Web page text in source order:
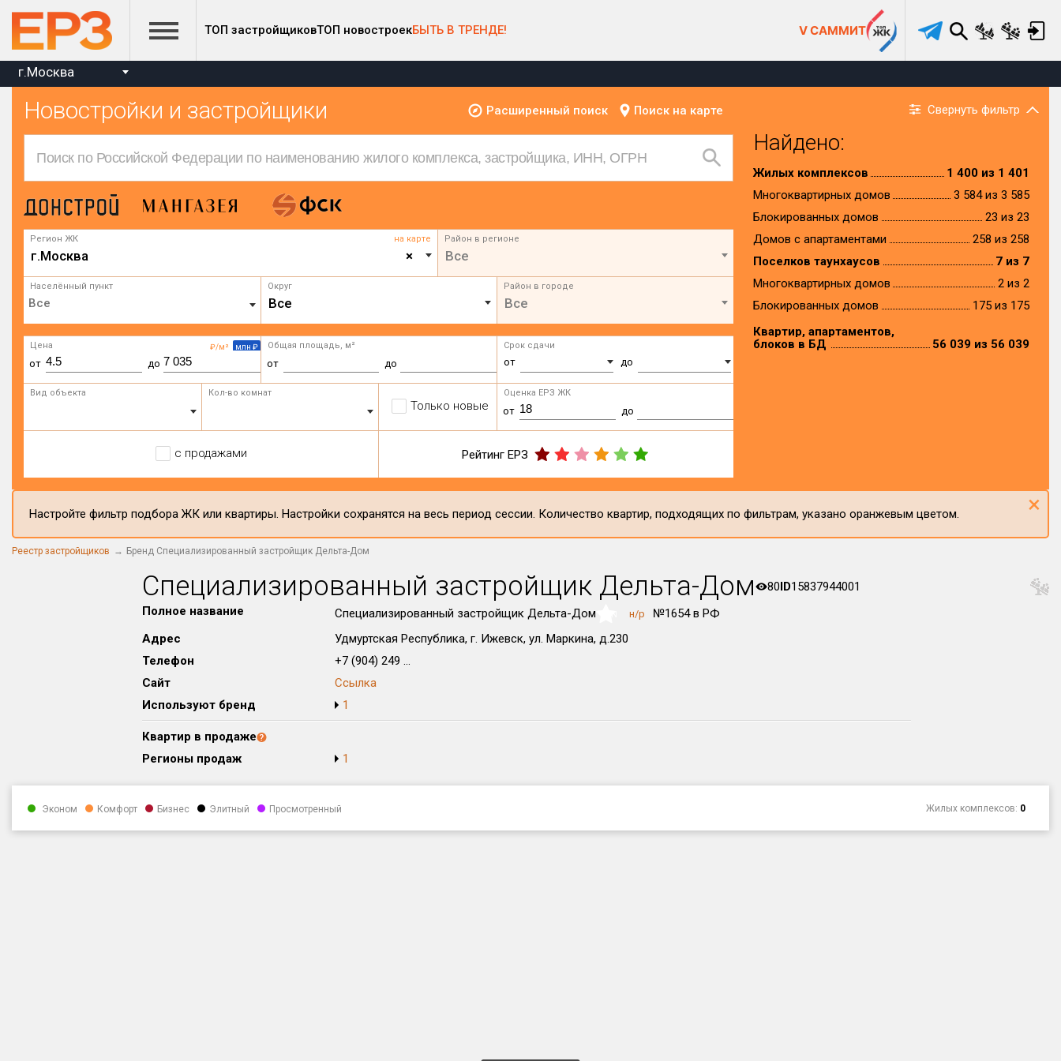
ТОП застройщиковТОП новостроекБЫТЬ В ТРЕНДЕ! V САММИТ
г.Москва
Новостройки и застройщики Расширенный поиск Поиск на карте Свернуть фильтр
Регион ЖК на карте
×
г.Москва
Район в регионе
Все
Населённый пункт Округ
Все
Район в городе
Все
₽/м² млн ₽
Цена
от до
Общая площадь, м²
от до
Срок сдачи
от до
Вид объекта Кол-во комнат
Только новые
Оценка ЕРЗ ЖК
от до
с продажами Рейтинг ЕРЗ
Найдено:
Жилых комплексов
1 400 из 1 401
Многоквартирных домов
3 584 из 3 585
Блокированных домов
23 из 23
Домов с апартаментами
258 из 258
Поселков таунхаусов
7 из 7
Многоквартирных домов
2 из 2
Блокированных домов
175 из 175
Квартир, апартаментов,
блоков в БД
56 039 из 56 039
Настройте фильтр подбора ЖК или квартиры. Настройки сохранятся на весь период сессии. Количество квартир, подходящих по фильтрам, указано оранжевым цветом. ×
Реестр застройщиков Бренд Специализированный застройщик Дельта-Дом
Специализированный застройщик Дельта-Дом 80ID15837944001
Полное название
Специализированный застройщик Дельта-Дом н/р
№1654 в РФ
Адрес
Удмуртская Республика, г. Ижевск, ул. Маркина, д.230
Телефон
+7 (904) 249 ...
Сайт
Ссылка
Используют бренд
1
Квартир в продаже
Регионы продаж
1
Эконом Комфорт Бизнес Элитный Просмотренный Жилых комплексов: 0